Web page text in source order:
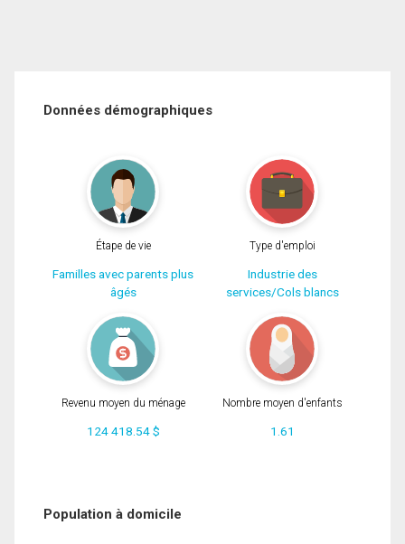
Données démographiques
Étape de vie
Familles avec parents plus
âgés
Type d'emploi
Industrie des
services/Cols blancs
Revenu moyen du ménage
124 418.54 $
Nombre moyen d'enfants
1.61
Population à domicile